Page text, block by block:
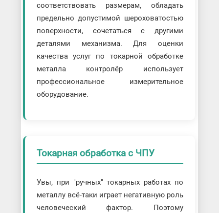
соответствовать размерам, обладать
предельно допустимой шероховатостью
поверхности, сочетаться с другими
деталями механизма. Для оценки
качества услуг по токарной обработке
металла контролёр использует
профессиональное измерительное
оборудование.
Токарная обработка с ЧПУ
Увы, при "ручных" токарных работах по
металлу всё-таки играет негативную роль
человеческий фактор. Поэтому